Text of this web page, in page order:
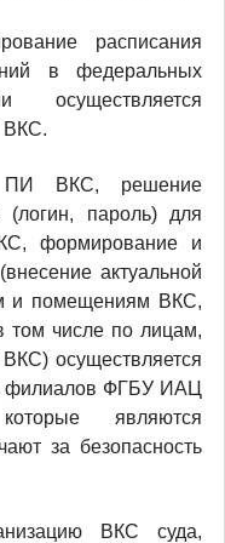
расписания
в федеральных
ВКС.
ПИ ВКС, решение
пароль) для
формирование и
актуальной
и помещениям ВКС,
том числе по лицам,
осуществляется
филиалов ФГБУ ИАЦ
являются
за безопасность
ВКС суда,